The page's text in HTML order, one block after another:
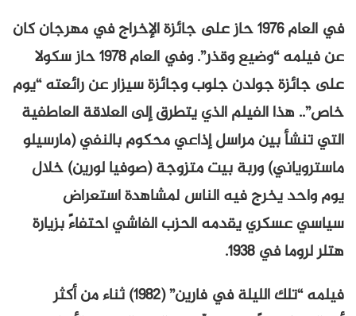
في العام 1976 حاز على جائزة الإخراج في مهرجان كان
عن فيلمه “وضيع وقذر”. وفي العام 1978 حاز سكولا
على جائزة جولدن جلوب وجائزة سيزار عن رائعته “يوم
خاص”.. هذا الفيلم الذي يتطرق إلى العلاقة العاطفية
التي تنشأ بين مراسل إذاعي محكوم بالنفي (مارسيلو
ماستروياني) وربة بيت متزوجة (صوفيا لورين) خلال
يوم واحد يخرج فيه الناس لمشاهدة استعراض
سياسي عسكري يقدمه الحزب الفاشي احتفاءً بزيارة
هتلر لروما في 1938.
فيلمه “تلك الليلة في فارين” (1982) ثناء من أكثر